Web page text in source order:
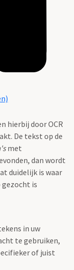
hierbij door OCR
De tekst op de
met
dan wordt
duidelijk is waar
is
in uw
te gebruiken,
of juist